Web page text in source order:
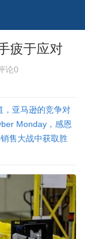
疲于应对
论0
，亚马逊的竞争对
Monday，感恩
售大战中获取胜